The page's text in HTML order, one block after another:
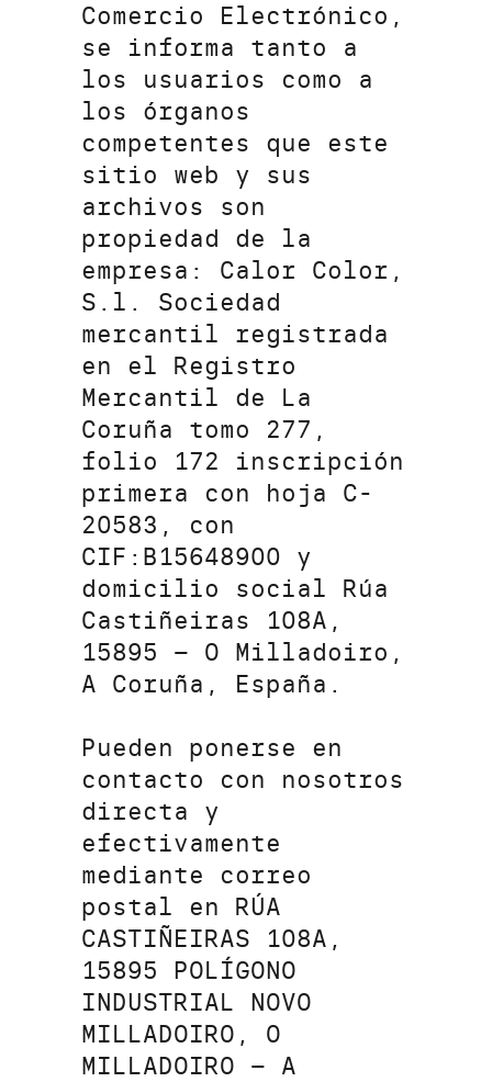
Comercio Electrónico,
se informa tanto a
los usuarios como a
los órganos
competentes que este
sitio web y sus
archivos son
propiedad de la
empresa: Calor Color,
S.l. Sociedad
mercantil registrada
en el Registro
Mercantil de La
Coruña tomo 277,
folio 172 inscripción
primera con hoja C-
20583, con
CIF:B15648900 y
domicilio social Rúa
Castiñeiras 108A,
15895 – O Milladoiro,
A Coruña, España.
Pueden ponerse en
contacto con nosotros
directa y
efectivamente
mediante correo
postal en RÚA
CASTIÑEIRAS 108A,
15895 POLÍGONO
INDUSTRIAL NOVO
MILLADOIRO, O
MILLADOIRO – A